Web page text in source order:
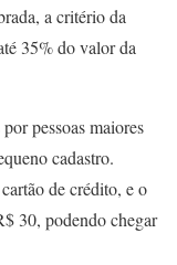
a critério da
35% do valor da
pessoas maiores
cadastro.
de crédito, e o
30, podendo chegar